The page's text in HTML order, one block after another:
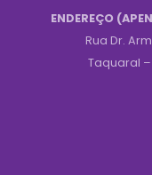
ENDEREÇO
Rua Dr.
Taquaral –